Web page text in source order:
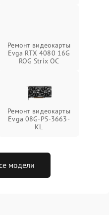
Ремонт видеокарты
Evga RTX 4080 16G
ROG Strix OC
Ремонт видеокарты
Evga 08G-P5-3663-
KL
модели